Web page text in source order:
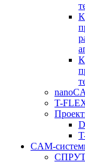
T-
CAM-